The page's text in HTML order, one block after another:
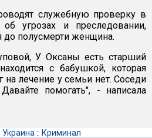
служебную проверку в
угрозах и преследовании,
до полусмерти женщина.
У Оксаны есть старший
с бабушкой, которая
на лечение у семьи нет. Соседи
помогать", - написала
Украина :: Криминал